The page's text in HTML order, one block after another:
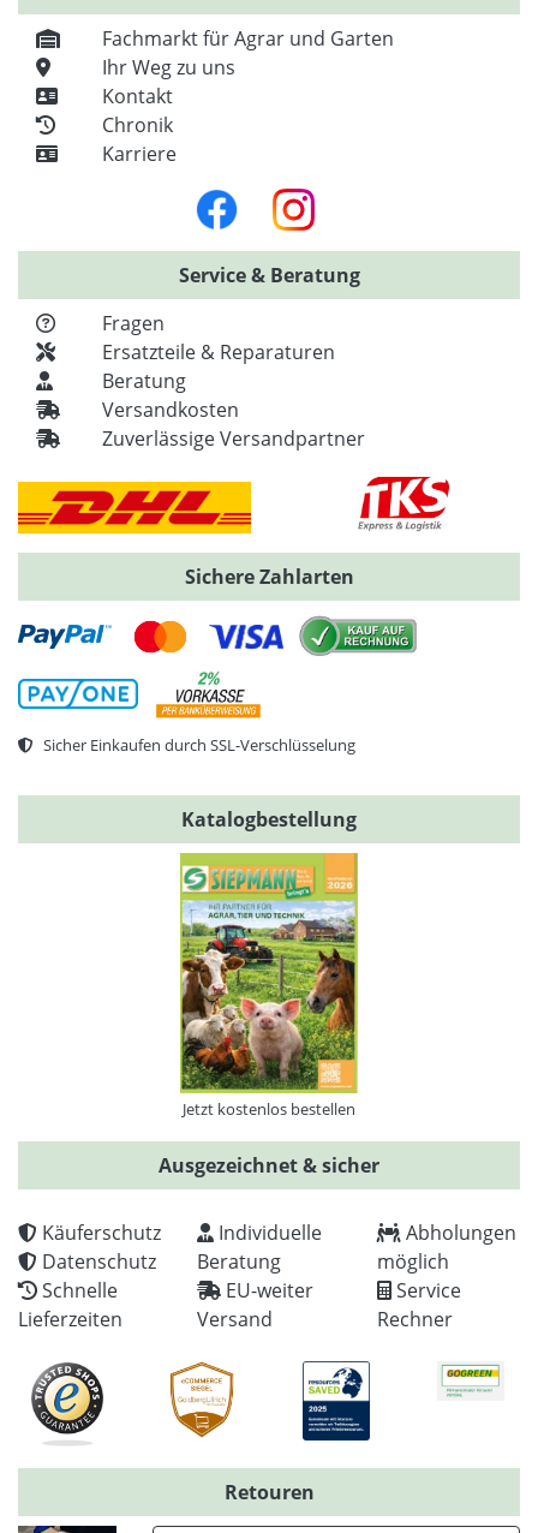
Fachmarkt für Agrar und Garten
Ihr Weg zu uns
Kontakt
Chronik
Karriere
Service & Beratung
Fragen
Ersatzteile & Reparaturen
Beratung
Versandkosten
Zuverlässige Versandpartner
Sichere Zahlarten
Sicher Einkaufen durch SSL-Verschlüsselung
Katalogbestellung
Jetzt kostenlos bestellen
Ausgezeichnet & sicher
Käuferschutz
Datenschutz
Schnelle
Lieferzeiten
Individuelle
Beratung
EU-weiter
Versand
Abholungen
möglich
Service
Rechner
Retouren